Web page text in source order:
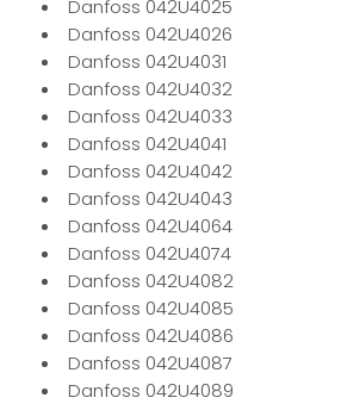
Danfoss 042U4025
Danfoss 042U4026
Danfoss 042U4031
Danfoss 042U4032
Danfoss 042U4033
Danfoss 042U4041
Danfoss 042U4042
Danfoss 042U4043
Danfoss 042U4064
Danfoss 042U4074
Danfoss 042U4082
Danfoss 042U4085
Danfoss 042U4086
Danfoss 042U4087
Danfoss 042U4089